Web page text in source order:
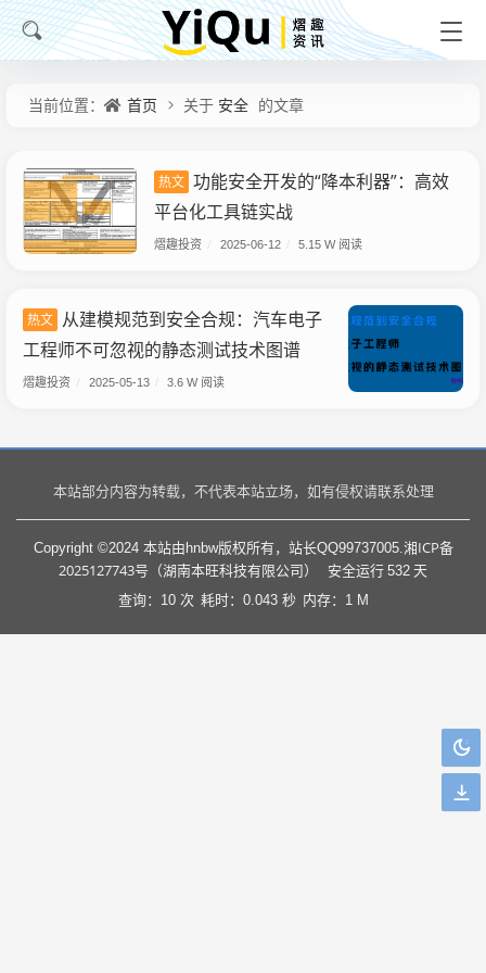
当前位置： 首页 关于 安全 的文章
热文 功能安全开发的“降本利器”：高效
平台化工具链实战
熠趣投资 2025-06-12 5.15 W 阅读
热文 从建模规范到安全合规：汽车电子
工程师不可忽视的静态测试技术图谱
熠趣投资 2025-05-13 3.6 W 阅读
本站部分内容为转载，不代表本站立场，如有侵权请联系处理
Copyright ©2024 本站由hnbw版权所有，站长QQ99737005. 湘ICP备
2025127743号（湖南本旺科技有限公司）
安全运行 532 天
查询：10 次 耗时：0.043 秒 内存：1 M